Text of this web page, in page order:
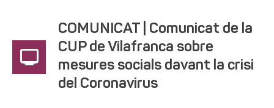
COMUNICAT | Comunicat de la
CUP de Vilafranca sobre
mesures socials davant la crisi
del Coronavirus